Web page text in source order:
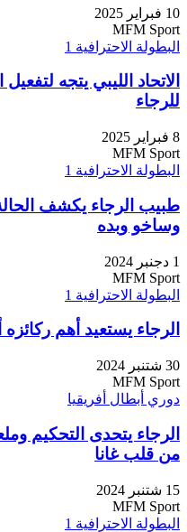
10 فبراير 2025
MFM Sport
البطولة الاحترافية 1
الاتحاد الليبي يتجه
للرجاء
8 فبراير 2025
MFM Sport
البطولة الاحترافية 1
طبيب الرجاء يكشف
وساخو وبده
1 دجنبر 2024
MFM Sport
البطولة الاحترافية 1
الرجاء يستعيد أهم
30 شتنبر 2024
MFM Sport
دوري أبطال أفريقيا
الرجاء يتحدى التحكيم
من قلب غانا
15 شتنبر 2024
MFM Sport
البطولة الاحترافية 1